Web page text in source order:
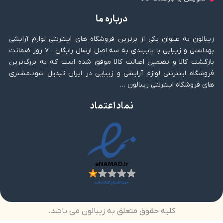
درباره ما
زیبالون به عنوان یکی از برترین فروشگاه های اینترنتی لوازم آرایشی
بهداشتی و زیبایی با پایبندی به سه اصل ارسال رایگان ، ۷ روز ضمانت
بازگشت کالا و تضمین اصالت کالا موفق شده است که به بزرگ‌ترین
فروشگاه اینترنتی لوازم آرایشی و زیبایی در ایران تبدیل شود.مشتری
های فروشگاه اینترنتی زیبالون …
نماد اعتماد
کلیه حقوق متعلق به زیبالون می باشد.